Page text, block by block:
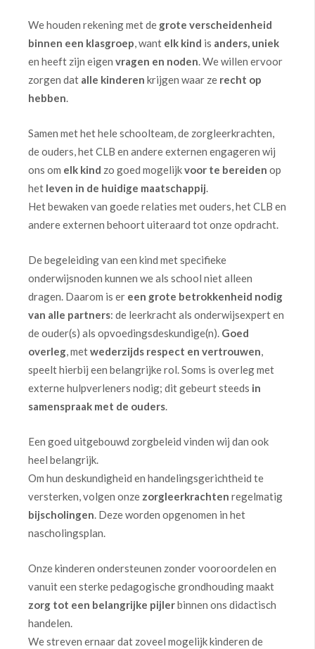
We houden rekening met de grote verscheidenheid
binnen een klasgroep, want elk kind is anders, uniek
en heeft zijn eigen vragen en noden. We willen ervoor
zorgen dat alle kinderen krijgen waar ze recht op
hebben.
Samen met het hele schoolteam, de zorgleerkrachten,
de ouders, het CLB en andere externen engageren wij
ons om elk kind zo goed mogelijkvoor te bereiden op
het leven in de huidige maatschappij.
Het bewaken van goede relaties met ouders, het CLB en
andere externen behoort uiteraard tot onze opdracht.
De begeleiding van een kind met specifieke
onderwijsnoden kunnen we als school niet alleen
dragen. Daarom is er een grote betrokkenheid nodig
van alle partners: de leerkracht als onderwijsexpert en
de ouder(s) als opvoedingsdeskundige(n). Goed
overleg, metwederzijds respect en vertrouwen,
speelt hierbij een belangrijke rol. Soms is overleg met
externe hulpverleners nodig; dit gebeurt steeds in
samenspraak met de ouders.
Een goed uitgebouwd zorgbeleid vinden wij dan ook
heel belangrijk.
Om hun deskundigheid en handelingsgerichtheid te
versterken, volgen onze zorgleerkrachten regelmatig
bijscholingen. Deze worden opgenomen in het
nascholingsplan.
Onze kinderen ondersteunen zonder vooroordelen en
vanuit een sterke pedagogische grondhouding maakt
zorg tot een belangrijke pijlerbinnen ons didactisch
handelen.
We streven ernaar dat zoveel mogelijk kinderen de